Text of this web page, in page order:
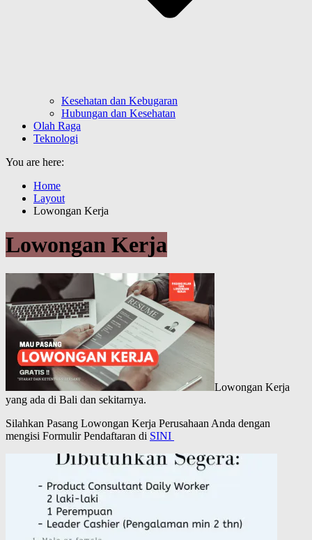
Kesehatan dan Kebugaran
Hubungan dan Kesehatan
Olah Raga
Teknologi
You are here:
Home
Layout
Lowongan Kerja
Lowongan Kerja
Lowongan Kerja
yang ada di Bali dan sekitarnya.
Silahkan Pasang Lowongan Kerja Perusahaan Anda dengan
mengisi Formulir Pendaftaran di SINI